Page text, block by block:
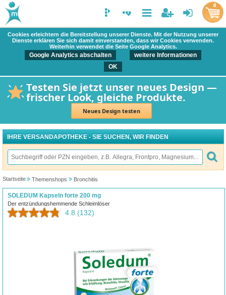
Cookies erleichtern die Bereitstellung unserer Dienste. Mit der Nutzung unserer
Dienste erklären Sie sich damit einverstanden, dass wir Cookies verwenden.
Weiterhin verwendet die Seite Google Analytics.
Google Analytics abschalten
weitere Informationen
OK
Testen Sie jetzt unser neues Design —
frischer Look, gleiche Produkte.
Neues Design testen
0
IHRE VERSANDAPOTHEKE - SIE SUCHEN, WIR FINDEN
Startseite Themenshops Bronchitis
SOLEDUM Kapseln forte 200 mg
Der entzündungshemmende Schleimlöser
4.8 (132)